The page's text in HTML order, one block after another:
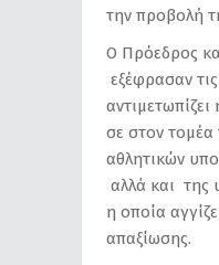
την προβολή
Ο Πρόεδρος
εξέφρασαν
σε στον τομέα
αθλητικών
αλλά και της
η οποία
απαξίωσης.